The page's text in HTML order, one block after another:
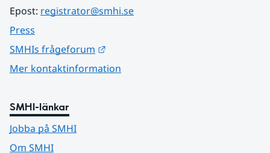
Epost: registrator@smhi.se
Press
SMHIs frågeforum
Mer kontaktinformation
SMHI-länkar
Jobba på SMHI
Om SMHI